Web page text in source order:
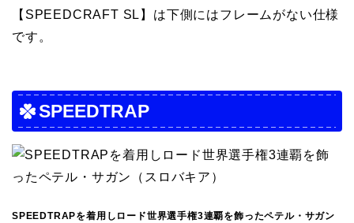
【SPEEDCRAFT SL】は下側にはフレームがない仕様
です。
SPEEDTRAP
SPEEDTRAPを着用しロード世界選手権3連覇を飾ったペテル・サガン